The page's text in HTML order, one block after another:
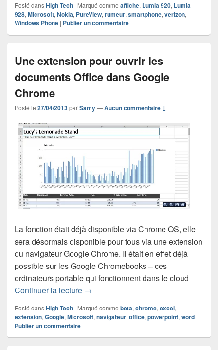
Posté dansHigh Tech | Marqué comme affiche, Lumia 920, Lumia
928, Microsoft, Nokia, PureView, rumeur, smartphone, verizon,
Windows Phone | Publier un commentaire
Une extension pour ouvrir les
documents Office dans Google
Chrome
Posté le 27/04/2013parSamy—Aucun commentaire ↓
La fonction était déjà disponible via Chrome OS, elle
sera désormais disponible pour tous via une extension
du navigateur Google Chrome. Il était en effet déjà
possible sur les Google Chromebooks – ces
ordinateurs portable qui fonctionnent dans le cloud
Continuer la lecture Une extension pour ouvrir les
→
Posté dansHigh Tech | Marqué comme beta, chrome, excel,
extension, Google, Microsoft, navigateur, office, powerpoint, word |
Publier un commentaire